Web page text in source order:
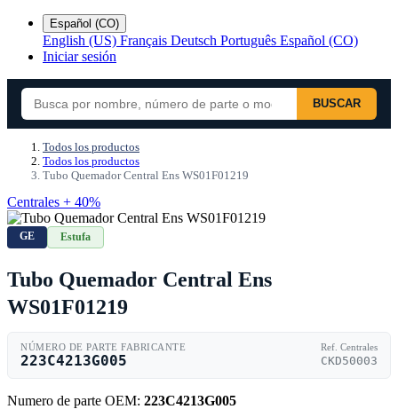
Español (CO)
English (US) Français Deutsch Português Español (CO)
Iniciar sesión
BUSCAR
Todos los productos
Todos los productos
Tubo Quemador Central Ens WS01F01219
Centrales + 40%
GE Estufa
Tubo Quemador Central Ens
WS01F01219
NÚMERO DE PARTE FABRICANTE
223C4213G005
Ref. Centrales
CKD50003
Numero de parte OEM: 223C4213G005